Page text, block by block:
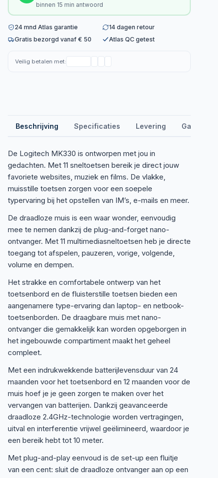
binnen 15 min antwoord
24 mnd Atlas garantie
14 dagen retour
Gratis bezorgd vanaf € 50
Atlas QC getest
Veilig betalen met:
Beschrijving Specificaties Levering Garantie
De Logitech MK330 is ontworpen met jou in
gedachten. Met 11 sneltoetsen bereik je direct jouw
favoriete websites, muziek en films. De vlakke,
muisstille toetsen zorgen voor een soepele
typervaring bij het opstellen van IM’s, e-mails en meer.
De draadloze muis is een waar wonder, eenvoudig
mee te nemen dankzij de plug-and-forget nano-
ontvanger. Met 11 multimediasneltoetsen heb je directe
toegang tot afspelen, pauzeren, vorige, volgende,
volume en dempen.
Het strakke en comfortabele ontwerp van het
toetsenbord en de fluisterstille toetsen bieden een
aangenamere type-ervaring dan laptop- en netbook-
toetsenborden. De draagbare muis met nano-
ontvanger die gemakkelijk kan worden opgeborgen in
het ingebouwde compartiment maakt het geheel
compleet.
Met een indrukwekkende batterijlevensduur van 24
maanden voor het toetsenbord en 12 maanden voor de
muis hoef je je geen zorgen te maken over het
vervangen van batterijen. Dankzij geavanceerde
draadloze 2.4GHz-technologie worden vertragingen,
uitval en interferentie vrijwel geëlimineerd, waardoor je
een bereik hebt tot 10 meter.
Met plug-and-play eenvoud is de set-up een fluitje
van een cent: sluit de draadloze ontvanger aan op een